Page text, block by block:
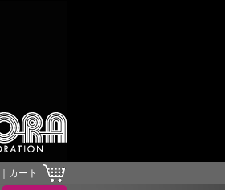
カート